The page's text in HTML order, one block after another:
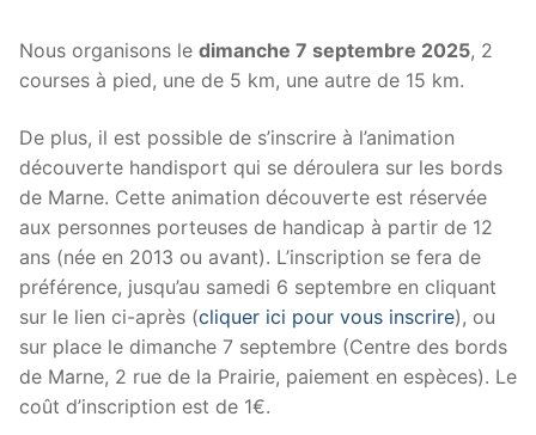
Nous organisons le dimanche 7 septembre 2025, 2
courses à pied, une de 5 km, une autre de 15 km.
De plus, il est possible de s’inscrire à l’animation
découverte handisport qui se déroulera sur les bords
de Marne. Cette animation découverte est réservée
aux personnes porteuses de handicap à partir de 12
ans (née en 2013 ou avant). L’inscription se fera de
préférence, jusqu’au samedi 6 septembre en cliquant
sur le lien ci-après (cliquer ici pour vous inscrire), ou
sur place le dimanche 7 septembre (Centre des bords
de Marne, 2 rue de la Prairie, paiement en espèces). Le
coût d’inscription est de 1€.